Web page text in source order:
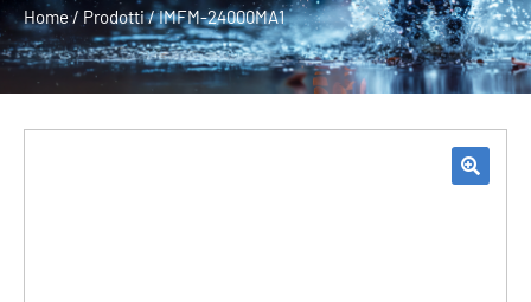
Home/ Prodotti/IMFM-24000MA1